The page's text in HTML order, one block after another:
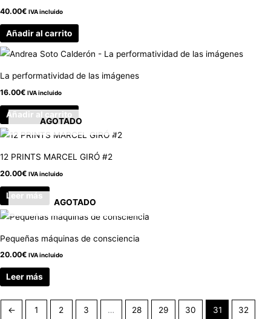
40.00€ IVA incluido
Añadir al carrito
La performatividad de las imágenes
16.00€ IVA incluido
Añadir al carrito
AGOTADO
12 PRINTS MARCEL GIRÓ #2
20.00€ IVA incluido
Leer más
AGOTADO
Pequeñas máquinas de consciencia
20.00€ IVA incluido
Leer más
← 1 2 3 … 28 29 30 31 32